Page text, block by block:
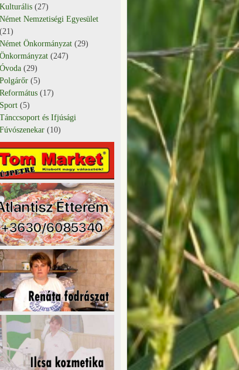
Kulturális (27)
Német Nemzetiségi Egyesület
(21)
Német Önkormányzat (29)
Önkormányzat (247)
Óvoda (29)
Polgárőr (5)
Református (17)
Sport (5)
Tánccsoport és Ifjúsági
Fúvószenekar (10)